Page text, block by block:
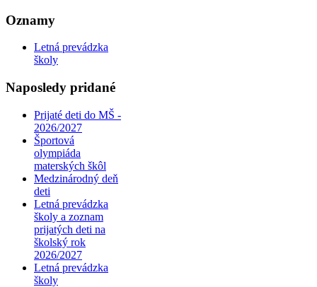
Oznamy
Letná prevádzka
školy
Naposledy pridané
Prijaté deti do MŠ -
2026/2027
Športová
olympiáda
materských škôl
Medzinárodný deň
deti
Letná prevádzka
školy a zoznam
prijatých deti na
školský rok
2026/2027
Letná prevádzka
školy